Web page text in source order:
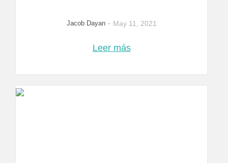
Jacob Dayan - May 11, 2021
Leer más